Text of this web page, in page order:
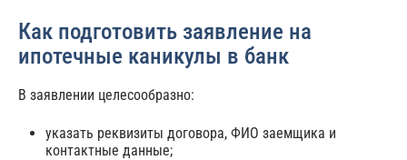
Как подготовить заявление на
ипотечные каникулы в банк
В заявлении целесообразно:
указать реквизиты договора, ФИО заемщика и
контактные данные;